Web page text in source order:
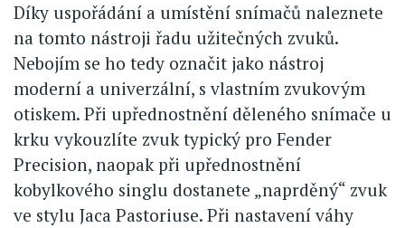
Díky uspořádání a umístění snímačů naleznete
na tomto nástroji řadu užitečných zvuků.
Nebojím se ho tedy označit jako nástroj
moderní a univerzální, s vlastním zvukovým
otiskem. Při upřednostnění děleného snímače u
krku vykouzlíte zvuk typický pro Fender
Precision, naopak při upřednostnění
kobylkového singlu dostanete „naprděný“ zvuk
ve stylu Jaca Pastoriuse. Při nastavení váhy